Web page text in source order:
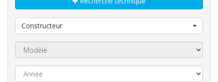
Constructeur